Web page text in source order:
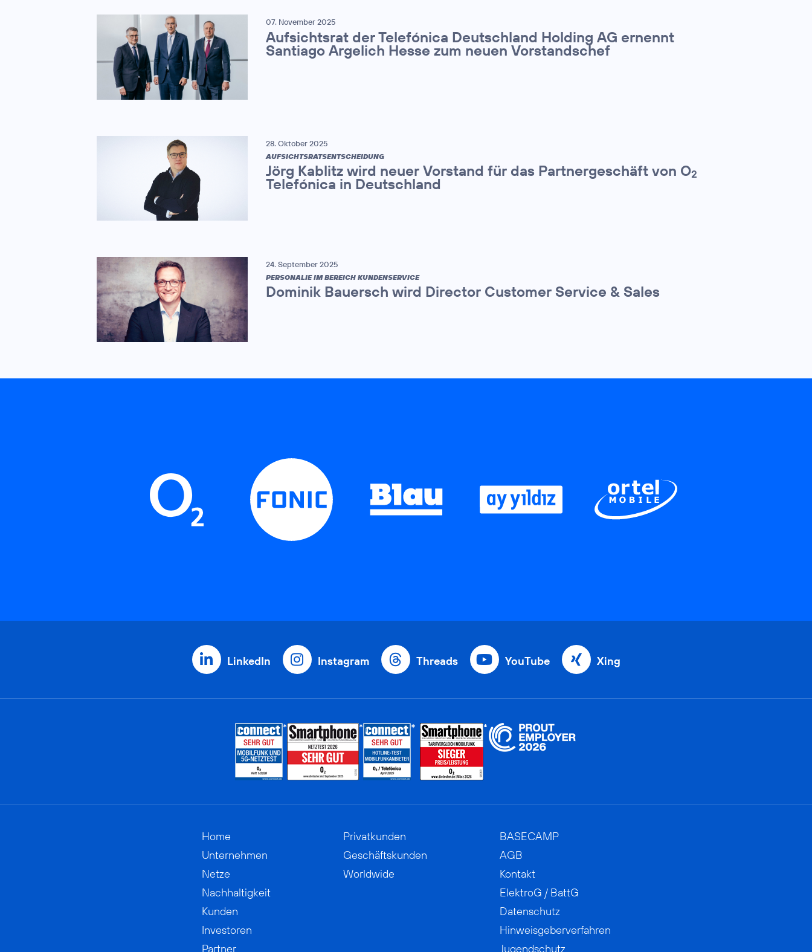
07. November 2025
Aufsichtsrat der Telefónica Deutschland Holding AG ernennt
Santiago Argelich Hesse zum neuen Vorstandschef
28. Oktober 2025
AUFSICHTSRATSENTSCHEIDUNG
Jörg Kablitz wird neuer Vorstand für das Partnergeschäft von O2
Telefónica in Deutschland
24. September 2025
PERSONALIE IM BEREICH KUNDENSERVICE
Dominik Bauersch wird Director Customer Service & Sales
LinkedIn Instagram Threads YouTube Xing
Home
Unternehmen
Netze
Nachhaltigkeit
Kunden
Investoren
Partner
Privatkunden
Geschäftskunden
Worldwide
BASECAMP
AGB
Kontakt
ElektroG / BattG
Datenschutz
Hinweisgeberverfahren
Jugendschutz